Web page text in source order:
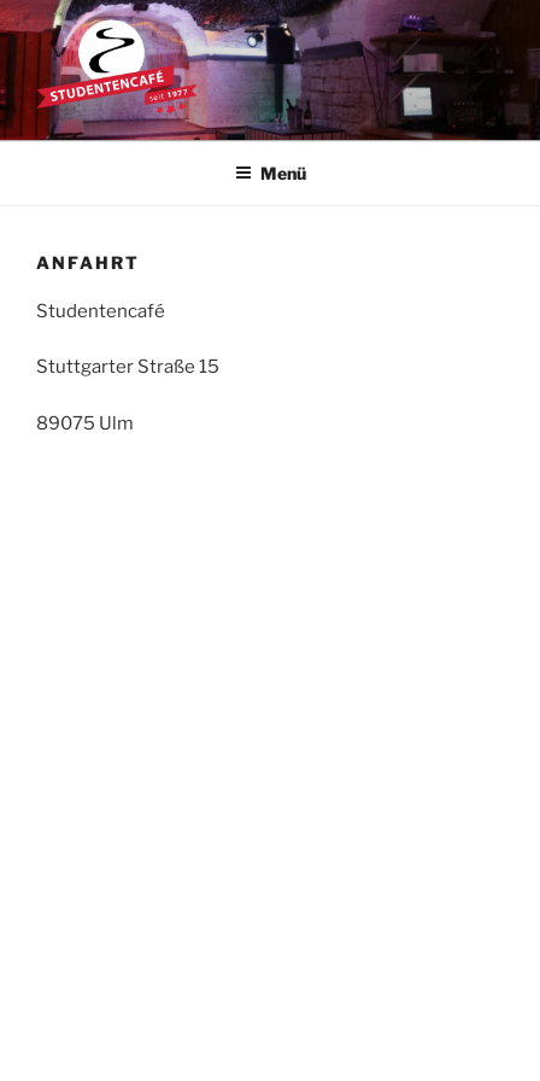
Zum
Inhalt
springen
STUDENTENCAFÉ
Die Kultkneipe in Ulm seit 1977
Menü
ANFAHRT
Studentencafé
Stuttgarter Straße 15
89075 Ulm